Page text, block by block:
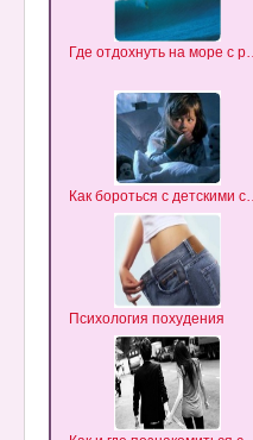
Где отдохнуть на море с р…
Как бороться с детскими с…
Психология похудения